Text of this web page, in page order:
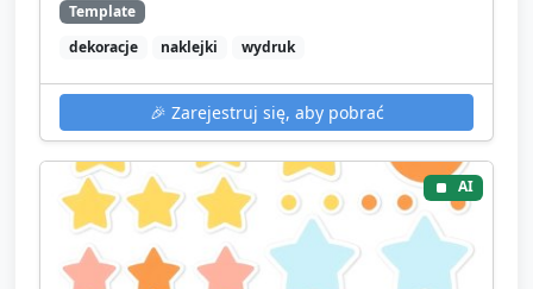
Template
dekoracje
naklejki wydruk
🎉 Zarejestruj się, aby pobrać
AI